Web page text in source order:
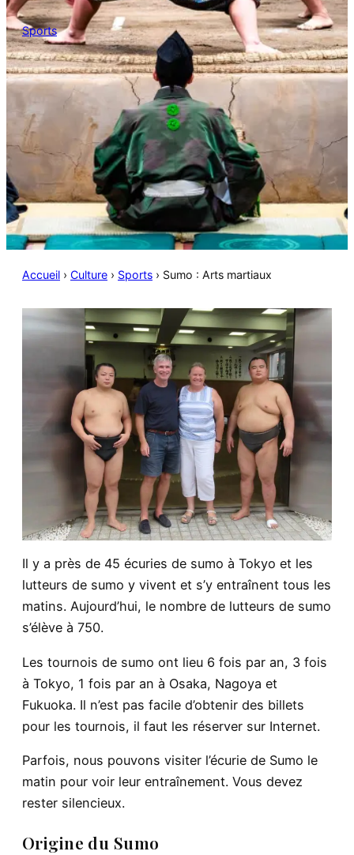
Sports
Accueil › Culture › Sports › Sumo : Arts martiaux
Il y a près de 45 écuries de sumo à Tokyo et les
lutteurs de sumo y vivent et s’y entraînent tous les
matins. Aujourd’hui, le nombre de lutteurs de sumo
s’élève à 750.
Les tournois de sumo ont lieu 6 fois par an, 3 fois
à Tokyo, 1 fois par an à Osaka, Nagoya et
Fukuoka. Il n’est pas facile d’obtenir des billets
pour les tournois, il faut les réserver sur Internet.
Parfois, nous pouvons visiter l’écurie de Sumo le
matin pour voir leur entraînement. Vous devez
rester silencieux.
Origine du Sumo